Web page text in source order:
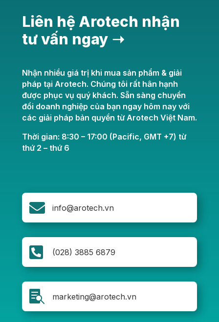
Liên hệ Arotech nhận
tư vấn ngay ➝
Nhận nhiều giá trị khi mua sản phẩm & giải
pháp tại Arotech. Chúng tôi rất hân hạnh
được phục vụ quý khách. Sẵn sàng chuyển
đổi doanh nghiệp của bạn ngay hôm nay với
các giải pháp bản quyền từ Arotech Việt Nam.
Thời gian: 8:30 – 17:00 (Pacific, GMT +7) từ
thứ 2 – thứ 6
 info@arotech.vn
 (028) 3885 6879
 marketing@arotech.vn